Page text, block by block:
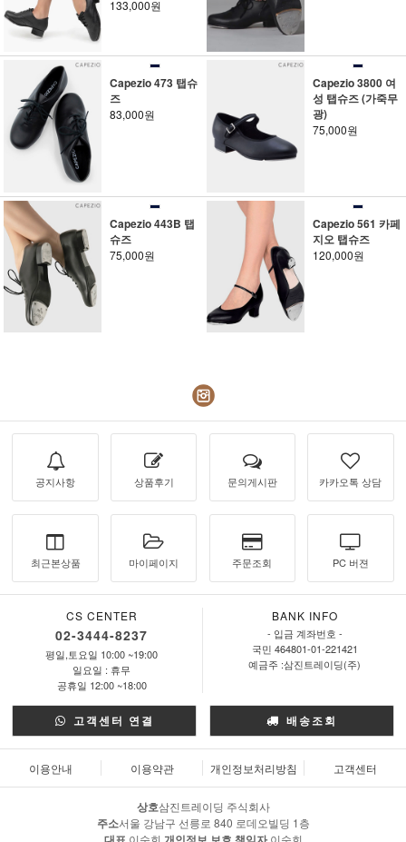
133,000원
Capezio 473 탭슈
즈
83,000원
Capezio 3800 여
성 탭슈즈 (가죽무
광)
75,000원
Capezio 443B 탭
슈즈
75,000원
Capezio 561 카페
지오 탭슈즈
120,000원
공지사항 상품후기 문의게시판 카카오톡 상담
최근본상품 마이페이지 주문조회 PC 버젼
CS CENTER
02-3444-8237
평일,토요일 10:00 ~19:00
일요일 : 휴무
공휴일 12:00 ~18:00
BANK INFO
- 입금 계좌번호 -
국민 464801-01-221421
예금주 :삼진트레이딩(주)
고객센터 연결 배송조회
이용안내 이용약관 개인정보처리방침 고객센터
상호삼진트레이딩 주식회사
주소서울 강남구 선릉로 840 로데오빌딩 1층